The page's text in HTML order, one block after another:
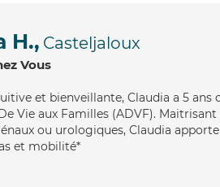
H., Casteljaloux
Vous
et bienveillante, Claudia a 5 ans
Vie aux Familles (ADVF).
ou urologiques, Claudia
et mobilité*